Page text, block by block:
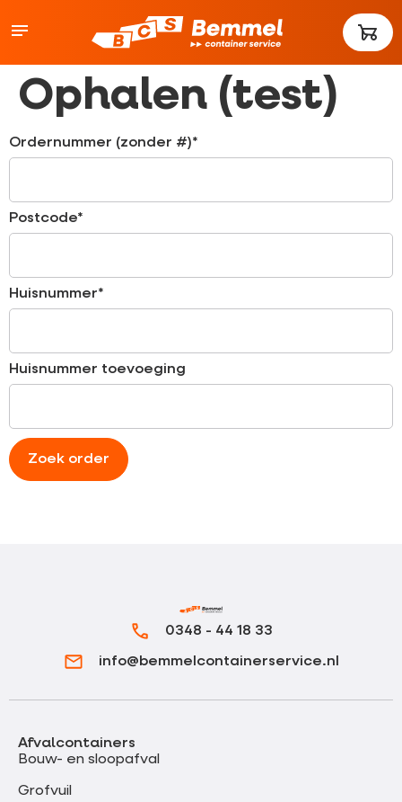
Ophalen (test)
Ordernummer (zonder #)*
Postcode*
Huisnummer*
Huisnummer toevoeging
Zoek order
0348 - 44 18 33
info@bemmelcontainerservice.nl
Afvalcontainers
Bouw- en sloopafval
Grofvuil